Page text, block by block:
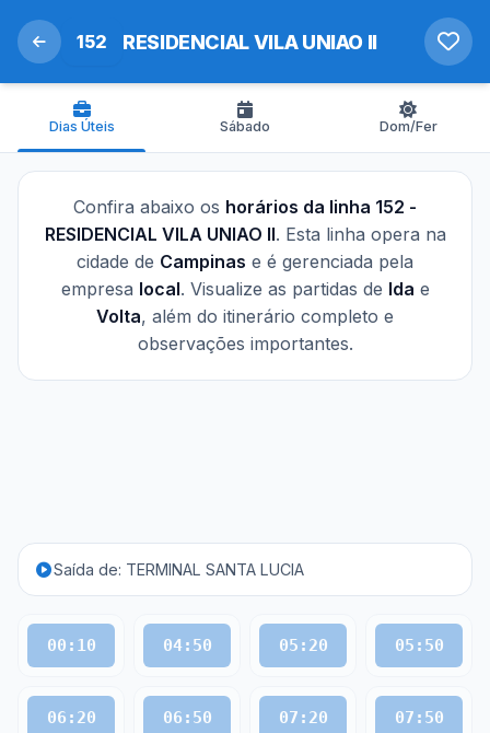
152 RESIDENCIAL VILA UNIAO II
Dias Úteis Sábado Dom/Fer
Confira abaixo os horários da linha 152 -
RESIDENCIAL VILA UNIAO II. Esta linha opera na
cidade de Campinas e é gerenciada pela
empresa local. Visualize as partidas de Ida e
Volta, além do itinerário completo e
observações importantes.
Saída de: TERMINAL SANTA LUCIA
00:10 04:50 05:20 05:50
06:20 06:50 07:20 07:50